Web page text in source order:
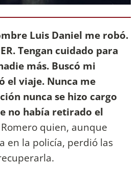
Luis Daniel me robó.
Tengan cuidado para
más. Buscó mi
el viaje. Nunca me
nunca se hizo cargo
no había retirado el
quien, aunque
en la policía, perdió las